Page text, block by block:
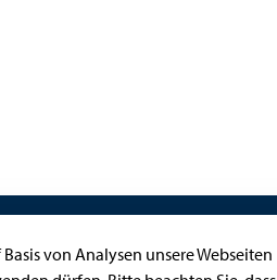
von Analysen unsere Webseiten